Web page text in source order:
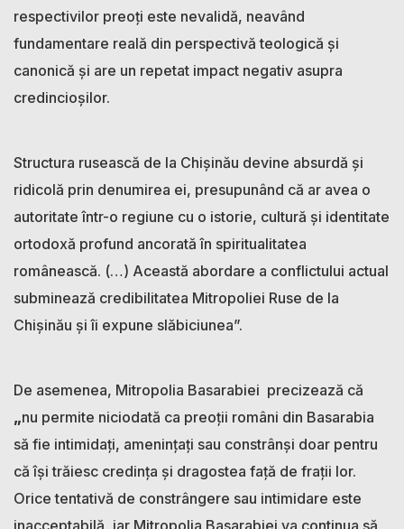
respectivilor preoți este nevalidă, neavând
fundamentare reală din perspectivă teologică și
canonică și are un repetat impact negativ asupra
credincioșilor.
Structura rusească de la Chișinău devine absurdă și
ridicolă prin denumirea ei, presupunând că ar avea o
autoritate într-o regiune cu o istorie, cultură și identitate
ortodoxă profund ancorată în spiritualitatea
românească. (…) Această abordare a conflictului actual
subminează credibilitatea Mitropoliei Ruse de la
Chișinău și îi expune slăbiciunea”.
De asemenea, Mitropolia Basarabiei precizează că
„nu permite niciodată ca preoții români din Basarabia
să fie intimidați, amenințați sau constrânși doar pentru
că își trăiesc credința și dragostea față de frații lor.
Orice tentativă de constrângere sau intimidare este